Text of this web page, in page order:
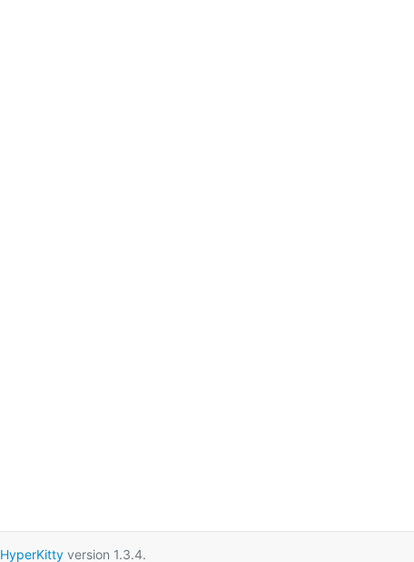
HyperKitty version 1.3.4.